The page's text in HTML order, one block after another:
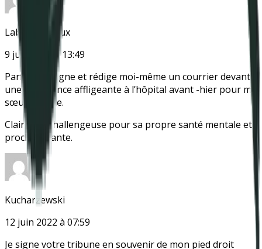
Instagram
Labat Garriaux
9 juin 2022 à 13:49
Parfait ! Je signe et rédige moi-même un courrier devant
une expérience affligeante à l’hôpital avant -hier pour ma
sœur jumelle.
Claire LG, challengeuse pour sa propre santé mentale et
proche aidante.
Kucharzewski
12 juin 2022 à 07:59
Je signe votre tribune en souvenir de mon pied droit